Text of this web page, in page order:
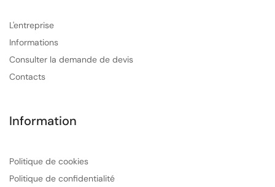
L'entreprise
Informations
Consulter la demande de devis
Contacts
Information
Politique de cookies
Politique de confidentialité